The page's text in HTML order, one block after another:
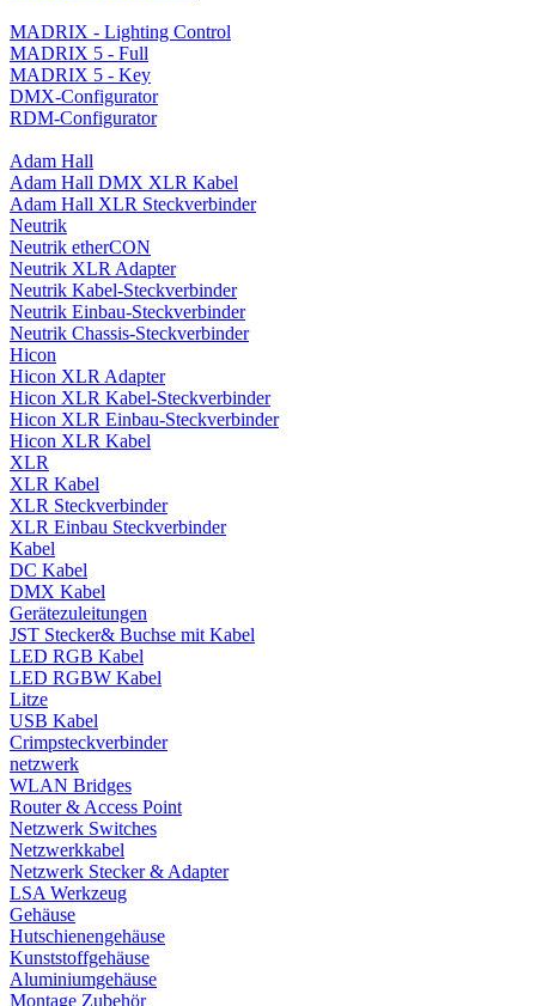
MADRIX - Lighting Control
MADRIX 5 - Full
MADRIX 5 - Key
DMX-Configurator
RDM-Configurator
Adam Hall
Adam Hall DMX XLR Kabel
Adam Hall XLR Steckverbinder
Neutrik
Neutrik etherCON
Neutrik XLR Adapter
Neutrik Kabel-Steckverbinder
Neutrik Einbau-Steckverbinder
Neutrik Chassis-Steckverbinder
Hicon
Hicon XLR Adapter
Hicon XLR Kabel-Steckverbinder
Hicon XLR Einbau-Steckverbinder
Hicon XLR Kabel
XLR
XLR Kabel
XLR Steckverbinder
XLR Einbau Steckverbinder
Kabel
DC Kabel
DMX Kabel
Gerätezuleitungen
JST Stecker& Buchse mit Kabel
LED RGB Kabel
LED RGBW Kabel
Litze
USB Kabel
Crimpsteckverbinder
netzwerk
WLAN Bridges
Router & Access Point
Netzwerk Switches
Netzwerkkabel
Netzwerk Stecker & Adapter
LSA Werkzeug
Gehäuse
Hutschienengehäuse
Kunststoffgehäuse
Aluminiumgehäuse
Montage Zubehör